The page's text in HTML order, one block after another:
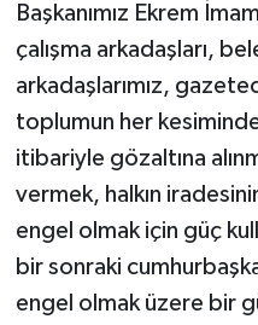
Başkanımız Ekrem
çalışma arkadaşları,
arkadaşlarımız,
toplumun her
itibariyle gözaltına
vermek, halkın
engel olmak için güç
bir sonraki
engel olmak üzere bir